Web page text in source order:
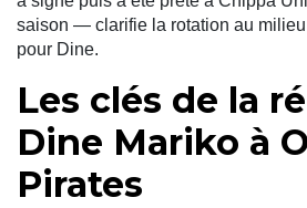
saison — clarifie la rotation au milieu
pour Dine.
Les clés de la
Dine Mariko à
Pirates